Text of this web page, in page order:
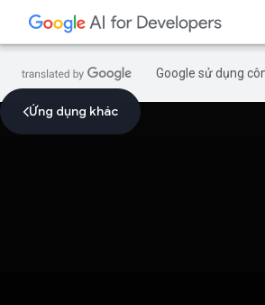
Google sử dụng
Ứng dụng khác